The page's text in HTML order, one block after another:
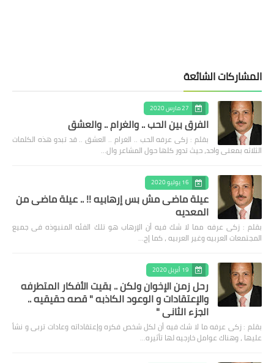
المشاركات الشائعة
27 مارس 2020
الفرق بين الحب .. والغرام .. والعشق
بقلم : زكى عرفه الحب .. الغرام .. العشق .. قد تبدو هذه الكلمات
الثلاثه بمعنى واحد، حيث تدور كلها حول المشاعر وال…
16 يوليو 2020
عيلة ماضى مش بس إرهابيه !! .. عيلة ماضى من
المعديه
بقلم : زكى عرفه مما لا شك فيه أن الإرهاب هو تلك الفئه المنبوذه فى جميع
المجتمعات العربيه وغير العربيه ، كما إج…
19 أبريل 2020
رحل زمن الإخوان ولكن .. بقيت الأفكار المتطرفه
والإعتقادات و الوعود الكاذبه " قصه حقيقيه ..
الجزء الثاني "
بقلم : زكى عرفه ‎ما لا شك فيه أن لكل شخص فكره وإعتقاداته وعادات تربى و نشأ
عليها ، وهناك عوامل خارجيه لها تأثيره…